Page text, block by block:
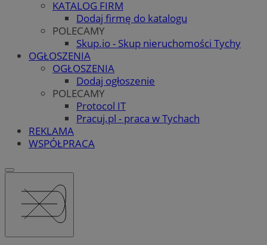
KATALOG FIRM
Dodaj firmę do katalogu
POLECAMY
Skup.io - Skup nieruchomości Tychy
OGŁOSZENIA
OGŁOSZENIA
Dodaj ogłoszenie
POLECAMY
Protocol IT
Pracuj.pl - praca w Tychach
REKLAMA
WSPÓŁPRACA